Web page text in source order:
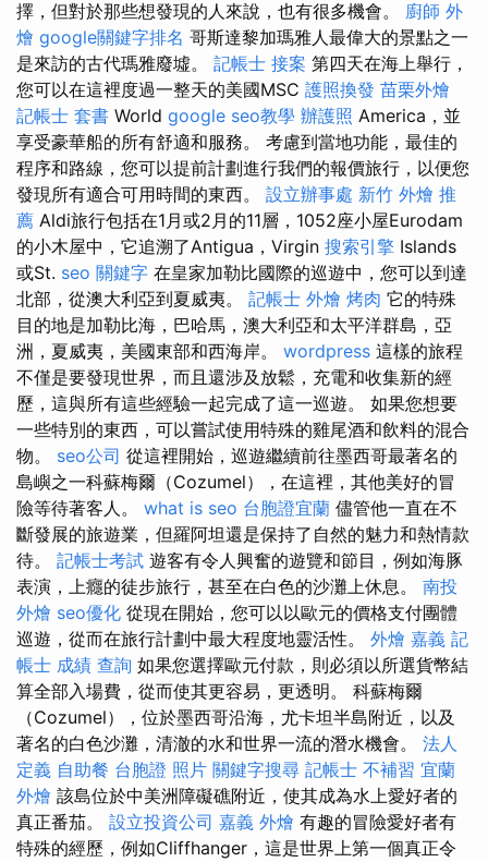
擇，但對於那些想發現的人來說，也有很多機會。 廚師 外
燴 google關鍵字排名 哥斯達黎加瑪雅人最偉大的景點之一
是來訪的古代瑪雅廢墟。 記帳士 接案 第四天在海上舉行，
您可以在這裡度過一整天的美國MSC 護照換發 苗栗外燴
記帳士 套書 World google seo教學 辦護照 America，並
享受豪華船的所有舒適和服務。 考慮到當地功能，最佳的
程序和路線，您可以提前計劃進行我們的報價旅行，以便您
發現所有適合可用時間的東西。 設立辦事處 新竹 外燴 推
薦 Aldi旅行包括在1月或2月的11層，1052座小屋Eurodam
的小木屋中，它追溯了Antigua，Virgin 搜索引擎 Islands
或St. seo 關鍵字 在皇家加勒比國際的巡遊中，您可以到達
北部，從澳大利亞到夏威夷。 記帳士 外燴 烤肉 它的特殊
目的地是加勒比海，巴哈馬，澳大利亞和太平洋群島，亞
洲，夏威夷，美國東部和西海岸。 wordpress 這樣的旅程
不僅是要發現世界，而且還涉及放鬆，充電和收集新的經
歷，這與所有這些經驗一起完成了這一巡遊。 如果您想要
一些特別的東西，可以嘗試使用特殊的雞尾酒和飲料的混合
物。 seo公司 從這裡開始，巡遊繼續前往墨西哥最著名的
島嶼之一科蘇梅爾（Cozumel），在這裡，其他美好的冒
險等待著客人。 what is seo 台胞證宜蘭 儘管他一直在不
斷發展的旅遊業，但羅阿坦還是保持了自然的魅力和熱情款
待。 記帳士考試 遊客有令人興奮的遊覽和節目，例如海豚
表演，上癮的徒步旅行，甚至在白色的沙灘上休息。 南投
外燴 seo優化 從現在開始，您可以以歐元的價格支付團體
巡遊，從而在旅行計劃中最大程度地靈活性。 外燴 嘉義 記
帳士 成績 查詢 如果您選擇歐元付款，則必須以所選貨幣結
算全部入場費，從而使其更容易，更透明。 科蘇梅爾
（Cozumel），位於墨西哥沿海，尤卡坦半島附近，以及
著名的白色沙灘，清澈的水和世界一流的潛水機會。 法人
定義 自助餐 台胞證 照片 關鍵字搜尋 記帳士 不補習 宜蘭
外燴 該島位於中美洲障礙礁附近，使其成為水上愛好者的
真正番茄。 設立投資公司 嘉義 外燴 有趣的冒險愛好者有
特殊的經歷，例如Cliffhanger，這是世界上第一個真正令